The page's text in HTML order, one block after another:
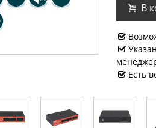
В
Есть